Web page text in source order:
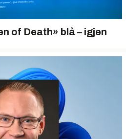
of Death» blå – igjen